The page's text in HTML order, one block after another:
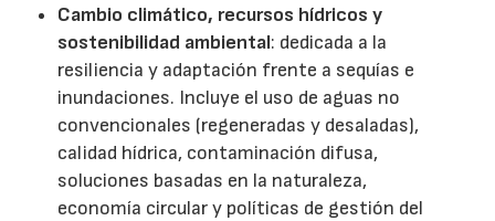
Cambio climático, recursos hídricos y
sostenibilidad ambiental: dedicada a la
resiliencia y adaptación frente a sequías e
inundaciones. Incluye el uso de aguas no
convencionales (regeneradas y desaladas),
calidad hídrica, contaminación difusa,
soluciones basadas en la naturaleza,
economía circular y políticas de gestión del